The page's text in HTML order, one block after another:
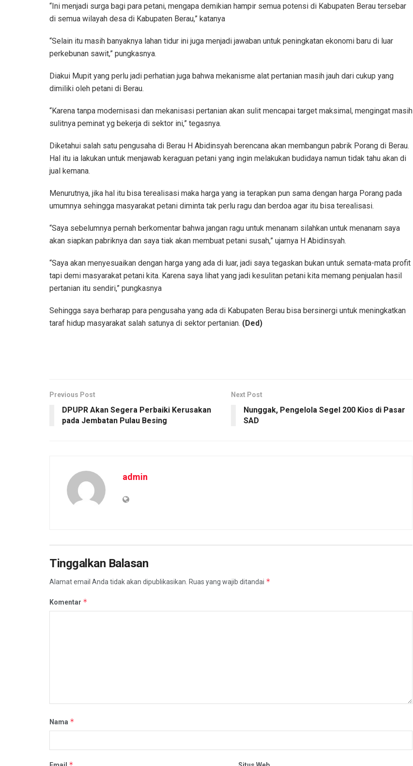
“Ini menjadi surga bagi para petani, mengapa demikian hampir semua potensi di Kabupaten Berau tersebar
di semua wilayah desa di Kabupaten Berau,” katanya
“Selain itu masih banyaknya lahan tidur ini juga menjadi jawaban untuk peningkatan ekonomi baru di luar
perkebunan sawit,” pungkasnya.
Diakui Mupit yang perlu jadi perhatian juga bahwa mekanisme alat pertanian masih jauh dari cukup yang
dimiliki oleh petani di Berau.
“Karena tanpa modernisasi dan mekanisasi pertanian akan sulit mencapai target maksimal, mengingat masih
sulitnya peminat yg bekerja di sektor ini,” tegasnya.
Diketahui salah satu pengusaha di Berau H Abidinsyah berencana akan membangun pabrik Porang di Berau.
Hal itu ia lakukan untuk menjawab keraguan petani yang ingin melakukan budidaya namun tidak tahu akan di
jual kemana.
Menurutnya, jika hal itu bisa terealisasi maka harga yang ia terapkan pun sama dengan harga Porang pada
umumnya sehingga masyarakat petani diminta tak perlu ragu dan berdoa agar itu bisa terealisasi.
“Saya sebelumnya pernah berkomentar bahwa jangan ragu untuk menanam silahkan untuk menanam saya
akan siapkan pabriknya dan saya tiak akan membuat petani susah,” ujarnya H Abidinsyah.
“Saya akan menyesuaikan dengan harga yang ada di luar, jadi saya tegaskan bukan untuk semata-mata profit
tapi demi masyarakat petani kita. Karena saya lihat yang jadi kesulitan petani kita memang penjualan hasil
pertanian itu sendiri,” pungkasnya
Sehingga saya berharap para pengusaha yang ada di Kabupaten Berau bisa bersinergi untuk meningkatkan
taraf hidup masyarakat salah satunya di sektor pertanian. (Ded)
Previous Post
DPUPR Akan Segera Perbaiki Kerusakan
pada Jembatan Pulau Besing
Next Post
Nunggak, Pengelola Segel 200 Kios di Pasar
SAD
admin
Tinggalkan Balasan
Alamat email Anda tidak akan dipublikasikan. Ruas yang wajib ditandai *
Komentar *
Nama *